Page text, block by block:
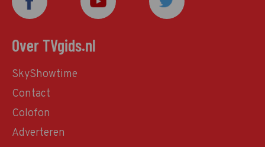
Over TVgids.nl
SkyShowtime
Contact
Colofon
Adverteren